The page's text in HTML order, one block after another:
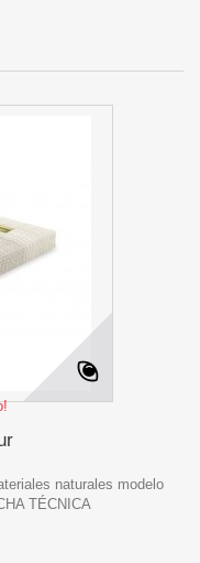
naturales modelo
TÉCNICA